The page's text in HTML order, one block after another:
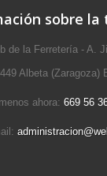
sobre la
de la Ferretería - A.
Albeta (Zaragoza)
ahora: 669 56